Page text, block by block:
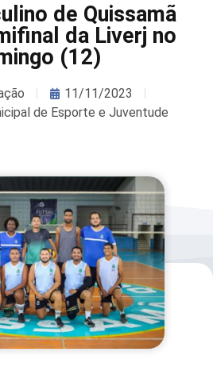
de Quissamã
da Liverj no
(12)
11/11/2023
de Esporte e Juventude